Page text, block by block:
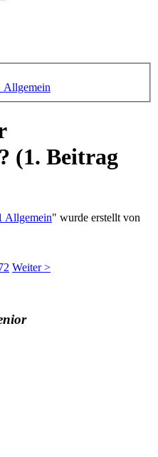
(1. Beitrag
Allgemein" wurde erstellt von
Weiter >